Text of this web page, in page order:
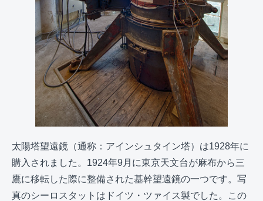
太陽塔望遠鏡（通称：アインシュタイン塔）は1928年に
購入されました。1924年9月に東京天文台が麻布から三
鷹に移転した際に整備された基幹望遠鏡の一つです。写
真のシーロスタットはドイツ・ツァイス製でした。この